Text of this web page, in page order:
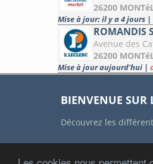
26200
Mise à jour: il y a 4 jours |
ROMANDIS
Avenue des
26200
Mise à jour aujourd'hui |
BIENVENUE SUR
Découvrez les